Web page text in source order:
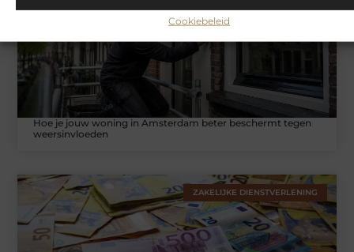
Cookiebeleid
Hoe je jouw woning in Amsterdam beter beschermt tegen
weersinvloeden
ZAKELIJKE DIENSTVERLENING